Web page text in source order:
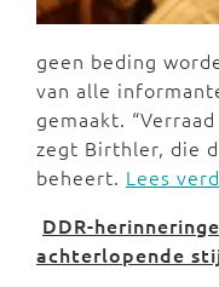
geen beding
van alle
gemaakt.
zegt Birthler, die
beheert. Lees
DDR-
achterlopende